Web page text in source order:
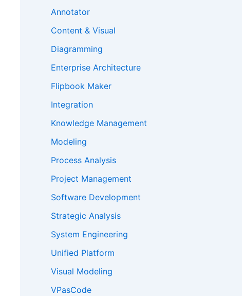
Annotator
Content & Visual
Diagramming
Enterprise Architecture
Flipbook Maker
Integration
Knowledge Management
Modeling
Process Analysis
Project Management
Software Development
Strategic Analysis
System Engineering
Unified Platform
Visual Modeling
VPasCode